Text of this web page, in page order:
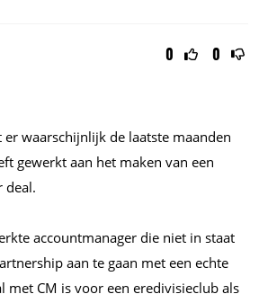
0 0
waarschijnlijk de laatste maanden
gewerkt aan het maken van een
deal.
accountmanager die niet in staat
aan te gaan met een echte
met CM is voor een eredivisieclub als